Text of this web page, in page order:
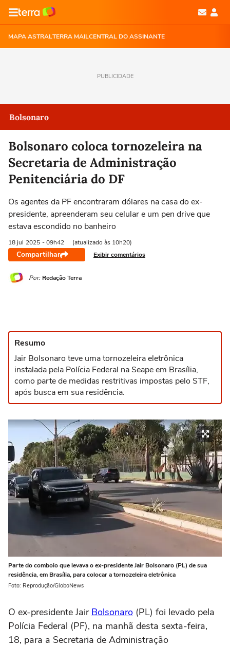
MAPA ASTRALTERRA MAILCENTRAL DO ASSINANTE
PUBLICIDADE
Bolsonaro
Bolsonaro coloca tornozeleira na
Secretaria de Administração
Penitenciária do DF
Os agentes da PF encontraram dólares na casa do ex-
presidente, apreenderam seu celular e um pen drive que
estava escondido no banheiro
18 jul 2025 - 09h42 (atualizado às 10h20)
Compartilhar Exibir comentários
Por: Redação Terra
Resumo
Jair Bolsonaro teve uma tornozeleira eletrônica
instalada pela Polícia Federal na Seape em Brasília,
como parte de medidas restritivas impostas pelo STF,
após busca em sua residência.
Parte do comboio que levava o ex-presidente Jair Bolsonaro (PL) de sua
residência, em Brasília, para colocar a tornozeleira eletrônica
Foto: Reprodução/GloboNews
O ex-presidente Jair Bolsonaro (PL) foi levado pela
Polícia Federal (PF), na manhã desta sexta-feira,
18, para a Secretaria de Administração